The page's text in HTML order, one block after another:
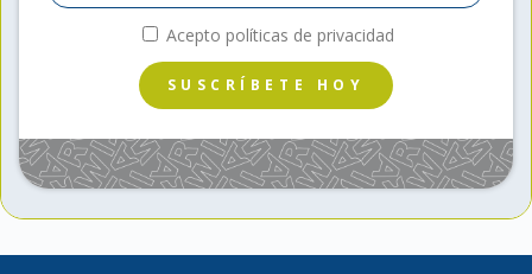
Acepto políticas de privacidad
SUSCRÍBETE HOY